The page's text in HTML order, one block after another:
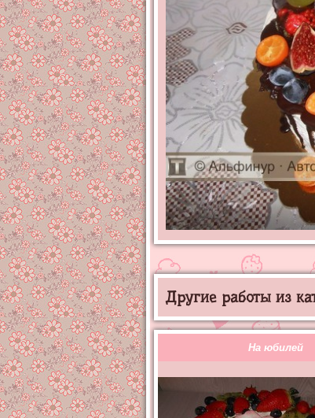
Другие работы из
На юбилей